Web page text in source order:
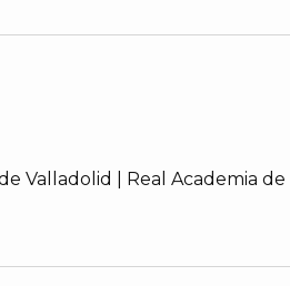
Valladolid | Real Academia